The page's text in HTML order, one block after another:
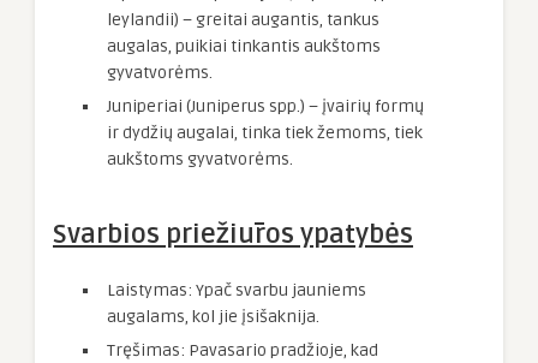
leylandii) – greitai augantis, tankus
augalas, puikiai tinkantis aukštoms
gyvatvorėms.
Juniperiai (Juniperus spp.) – įvairių formų
ir dydžių augalai, tinka tiek žemoms, tiek
aukštoms gyvatvorėms.
Svarbios priežiūros ypatybės
Laistymas: Ypač svarbu jauniems
augalams, kol jie įsišaknija.
Tręšimas: Pavasario pradžioje, kad